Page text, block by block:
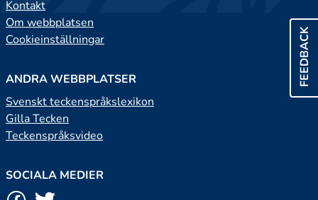
FEEDBACK
Kontakt
Om webbplatsen
Cookieinställningar
ANDRA WEBBPLATSER
Svenskt teckenspråkslexikon
Gilla Tecken
Teckenspråksvideo
SOCIALA MEDIER